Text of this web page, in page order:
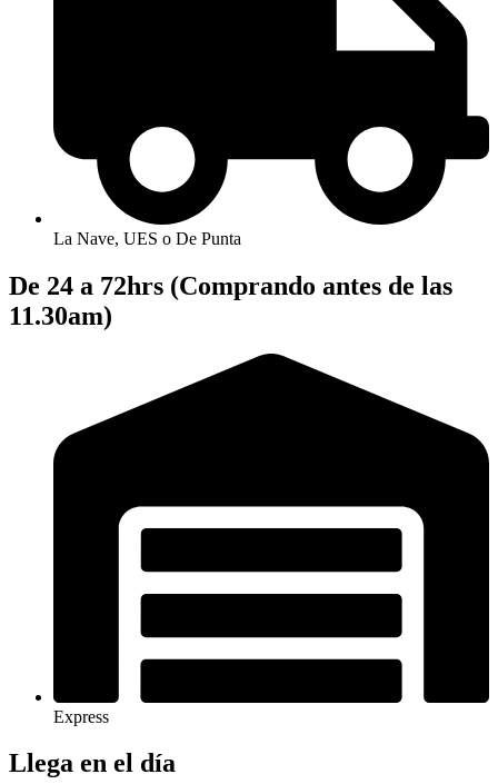
La Nave, UES o De Punta
De 24 a 72hrs (Comprando antes de las
11.30am)
Express
Llega en el día